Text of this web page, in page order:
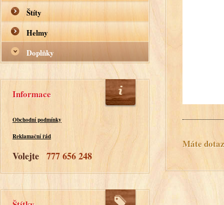
Štíty
Helmy
Doplňky
Informace
Obchodní podmínky
Reklamační řád
Volejte 777 656 248
Máte